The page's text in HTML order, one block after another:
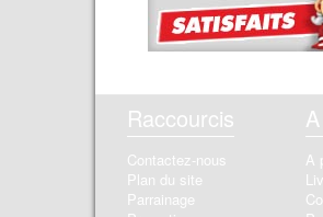
Raccourcis
Contactez-nous
Plan du site
Parrainage
A